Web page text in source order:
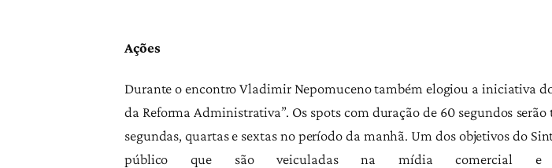
Ações
Durante o encontro Vladimir Nepomuceno também elogiou a iniciativa
da Reforma Administrativa”. Os spots com duração de 60 segundos
segundas, quartas e sextas no período da manhã. Um dos objetivos do
público que são veiculadas na mídia comercial e